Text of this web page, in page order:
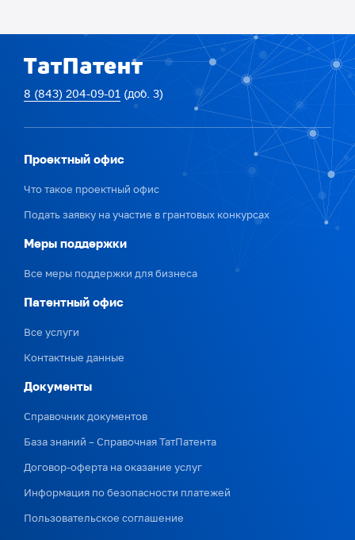
8 (843) 204-09-01 (доб. 3)
Проектный офис
Что такое проектный офис
Подать заявку на участие в грантовых конкурсах
Меры поддержки
Все меры поддержки для бизнеса
Патентный офис
Все услуги
Контактные данные
Документы
Справочник документов
База знаний – Справочная ТатПатента
Договор-оферта на оказание услуг
Информация по безопасности платежей
Пользовательское соглашение